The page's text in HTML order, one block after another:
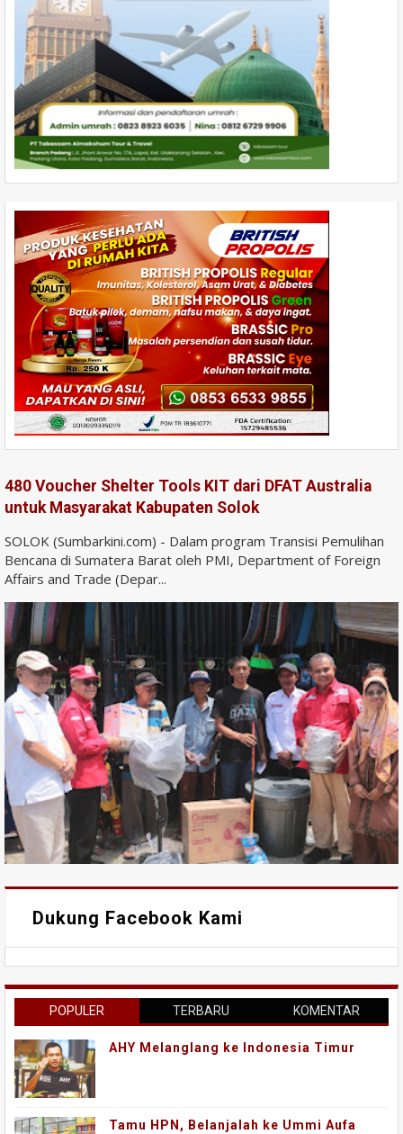
480 Voucher Shelter Tools KIT dari DFAT Australia
untuk Masyarakat Kabupaten Solok
SOLOK (Sumbarkini.com) - Dalam program Transisi Pemulihan
Bencana di Sumatera Barat oleh PMI, Department of Foreign
Affairs and Trade (Depar...
Dukung Facebook Kami
POPULER TERBARU KOMENTAR
AHY Melanglang ke Indonesia Timur
Tamu HPN, Belanjalah ke Ummi Aufa